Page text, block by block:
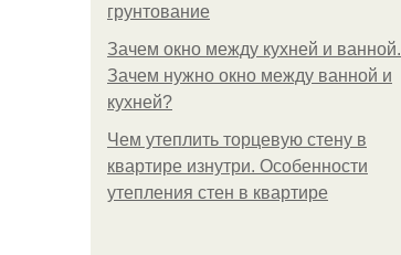
грунтование
Зачем окно между кухней и ванной.
Зачем нужно окно между ванной и
кухней?
Чем утеплить торцевую стену в
квартире изнутри. Особенности
утепления стен в квартире